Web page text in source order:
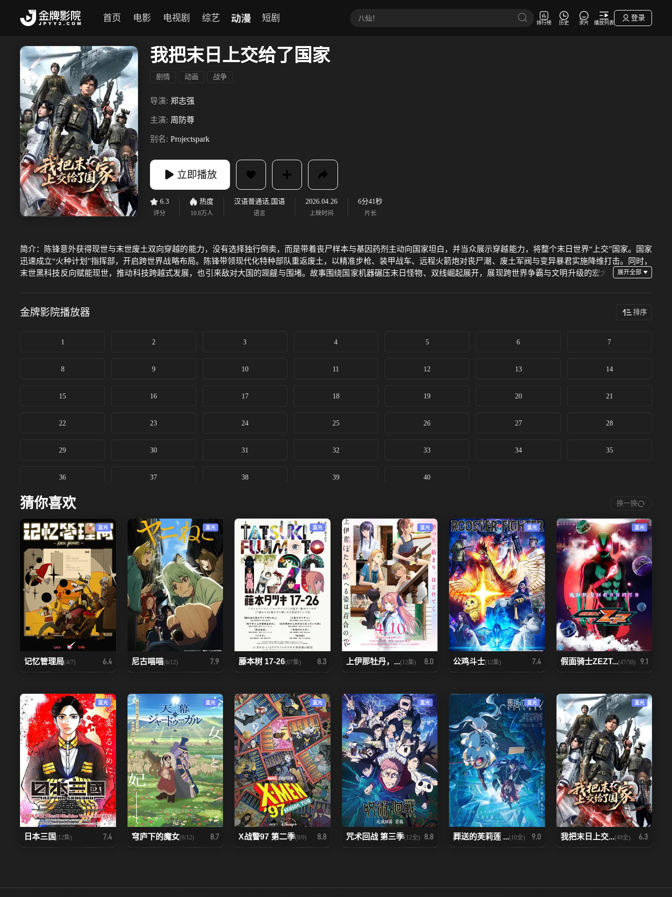
首页 电影 电视剧 综艺 动漫 短剧 排行榜 历史 求片 播放列表
登录
我把末日上交给了国家
剧情 动画 战争
导演: 郑志强
主演: 周防尊
别名: Projectspark
立即播放
6.3
评分
热度
10.8万人
汉语普通话,国语
语言
2026.04.26
上映时间
6分41秒
片长
简介：
陈锋意外获得现世与末世废土双向穿越的能力，没有选择独行倒卖，而是带着丧尸样本与基因药剂主动向国家坦白，并当众展示穿越能力，将整个末日世界“上交”国家。国家
迅速成立“火种计划”指挥部，开启跨世界战略布局。陈锋带领现代化特种部队重返废土，以精准步枪、装甲战车、远程火箭炮对丧尸潮、废土军阀与变异暴君实施降维打击。同时，
末世黑科技反向赋能现世，推动科技跨越式发展，也引来敌对大国的觊觎与围堵。故事围绕国家机器碾压末日怪物、双线崛起展开，展现跨世界争霸与文明升级的宏大
金牌影院播放器 排序
1 2 3 4 5 6 7
8 9 10 11 12 13 14
15 16 17 18 19 20 21
22 23 24 25 26 27 28
29 30 31 32 33 34 35
36 37 38 39 40
猜你喜欢 换一换
蓝光
记忆管理局(4/7) 6.4
蓝光
尼古喵喵(6/12) 7.9
蓝光
藤本树 17-26(07集) 8.3
蓝光
上伊那牡丹，...(12集) 8.0
蓝光
公鸡斗士(12集) 7.4
蓝光
假面骑士ZEZT...(47/50) 9.1
蓝光
日本三国 (12集) 7.4
蓝光
穹庐下的魔女(6/12) 8.7
蓝光
X战警97 第二季(8/9) 8.8
蓝光
咒术回战 第三季(12全) 8.8
蓝光
葬送的芙莉莲 ...(10全) 9.0
蓝光
我把末日上交...(40全) 6.3